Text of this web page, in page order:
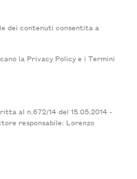
dei contenuti consentita a
la Privacy Policye i Termini
al n.672/14 del 15.05.2014 -
responsabile: Lorenzo